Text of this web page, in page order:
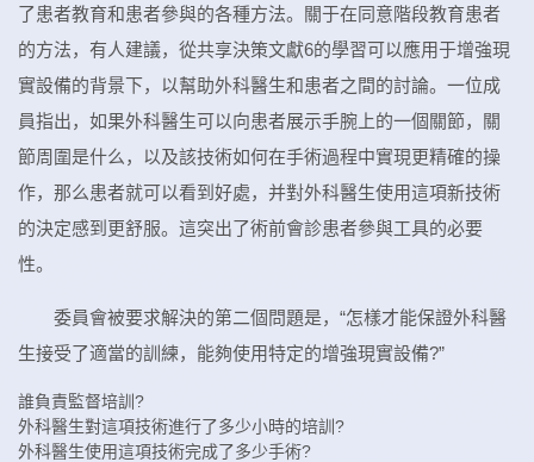
了患者教育和患者參與的各種方法。關于在同意階段教育患者
的方法，有人建議，從共享決策文獻6的學習可以應用于增強現
實設備的背景下，以幫助外科醫生和患者之間的討論。一位成
員指出，如果外科醫生可以向患者展示手腕上的一個關節，關
節周圍是什么，以及該技術如何在手術過程中實現更精確的操
作，那么患者就可以看到好處，并對外科醫生使用這項新技術
的決定感到更舒服。這突出了術前會診患者參與工具的必要
性。
委員會被要求解決的第二個問題是，“怎樣才能保證外科醫
生接受了適當的訓練，能夠使用特定的增強現實設備?”
誰負責監督培訓?
外科醫生對這項技術進行了多少小時的培訓?
外科醫生使用這項技術完成了多少手術?